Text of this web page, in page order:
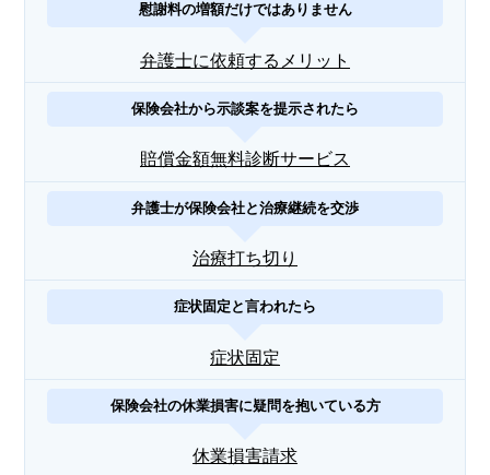
慰謝料の増額だけではありません
弁護士に依頼するメリット
保険会社から示談案を提示されたら
賠償金額無料診断サービス
弁護士が保険会社と治療継続を交渉
治療打ち切り
症状固定と言われたら
症状固定
保険会社の休業損害に疑問を抱いている方
休業損害請求